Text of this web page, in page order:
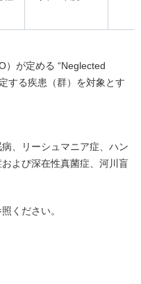
）が定める “Neglected
する疾患（群）を対象とす
、リーシュマニア症、ハン
よび深在性真菌症、河川盲
ください。